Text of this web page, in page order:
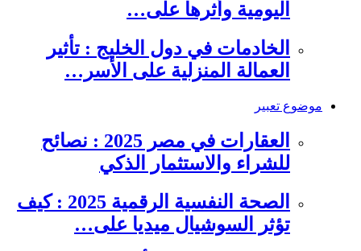
اليومية وأثرها على…
الخادمات في دول الخليج : تأثير
العمالة المنزلية على الأسر…
موضوع تعبير
العقارات في مصر 2025 : نصائح
للشراء والاستثمار الذكي
الصحة النفسية الرقمية 2025 : كيف
تؤثر السوشيال ميديا على…